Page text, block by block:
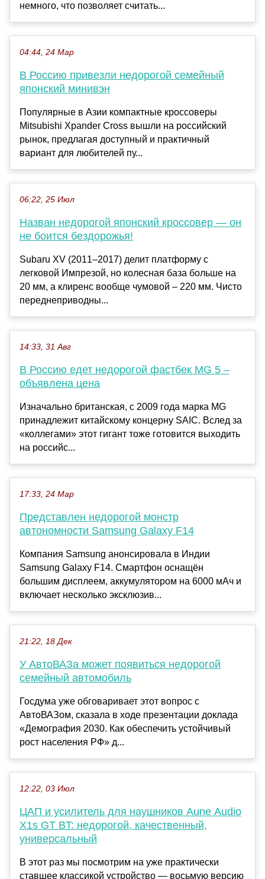
немного, что позволяет считать...
04:44, 24 Мар
В Россию привезли недорогой семейный
японский минивэн
Популярные в Азии компактные кроссоверы
Mitsubishi Xpander Cross вышли на российский
рынок, предлагая доступный и практичный
вариант для любителей пу...
06:22, 25 Июл
Назван недорогой японский кроссовер — он
не боится бездорожья!
Subaru XV (2011–2017) делит платформу с
легковой Импрезой, но колесная база больше на
20 мм, а клиренс вообще чумовой – 220 мм. Чисто
переднеприводны...
14:33, 31 Авг
В Россию едет недорогой фастбек MG 5 –
объявлена цена
Изначально британская, с 2009 года марка MG
принадлежит китайскому концерну SAIC. Вслед за
«коллегами» этот гигант тоже готовится выходить
на российс...
17:33, 24 Мар
Представлен недорогой монстр
автономности Samsung Galaxy F14
Компания Samsung анонсировала в Индии
Samsung Galaxy F14. Смартфон оснащён
большим дисплеем, аккумулятором на 6000 мАч и
включает несколько эксклюзив...
21:22, 18 Дек
У АвтоВАЗа может появиться недорогой
семейный автомобиль
Госдума уже обговаривает этот вопрос с
АвтоВАЗом, сказала в ходе презентации доклада
«Демография 2030. Как обеспечить устойчивый
рост населения РФ» д...
12:22, 03 Июл
ЦАП и усилитель для наушников Aune Audio
X1s GT BT: недорогой, качественный,
универсальный
В этот раз мы посмотрим на уже практически
ставшее классикой устройство — восьмую версию